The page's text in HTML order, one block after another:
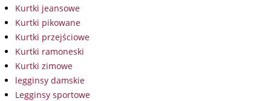
Kurtki jeansowe
Kurtki pikowane
Kurtki przejściowe
Kurtki ramoneski
Kurtki zimowe
legginsy damskie
Legginsy sportowe